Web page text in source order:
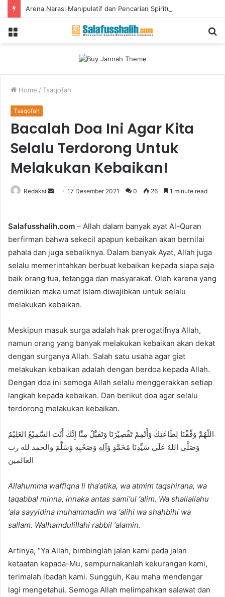
Home / Tsaqofah
Tsaqofah
Bacalah Doa Ini Agar Kita
Selalu Terdorong Untuk
Melakukan Kebaikan!
Redaksi
d
a
n
e
m
a
17 Desember 2021 0 26 1 minute read
Salafusshalih.com – Allah dalam banyak ayat Al-Quran
berfirman bahwa sekecil apapun kebaikan akan bernilai
pahala dan juga sebaliknya. Dalam banyak Ayat, Allah juga
selalu memerintahkan berbuat kebaikan kepada siapa saja
baik orang tua, tetangga dan masyarakat. Oleh karena yang
demikian maka umat Islam diwajibkan untuk selalu
melakukan kebaikan.
Meskipun masuk surga adalah hak prerogatifnya Allah,
namun orang yang banyak melakukan kebaikan akan dekat
dengan surganya Allah. Salah satu usaha agar giat
melakukan kebaikan adalah dengan berdoa kepada Allah.
Dengan doa ini semoga Allah selalu menggerakkan setiap
langkah kepada kebaikan. Dan berikut doa agar selalu
terdorong melakukan kebaikan.
اللّهُمَّ وَفِّقْنَا لِطَاعَتِكَ وَأَتْمِمْ تَقْصِيْرَنَا وَتَقَبَّلْ مِنَّا إِنَّكَ أَنْتَ السَّمِيْعُ العَلِيْمُ
وَصَلَّى اللهُ عَلَى سَيِّدِنَا مُحَمَّدٍ وَآلِهِ وَصَحْبِهِ وَسَلَّمَ والحمد لله رب
العالمين
Allahumma waffiqna li tha‘atika, wa atmim taqshirana, wa
taqabbal minna, innaka antas sami‘ul ‘alim. Wa shallallahu
‘ala sayyidina muhammadin wa ‘alihi wa shahbihi wa
sallam. Walhamdulillahi rabbil ‘alamin.
Artinya, “Ya Allah, bimbinglah jalan kami pada jalan
ketaatan kepada-Mu, sempurnakanlah kekurangan kami,
terimalah ibadah kami. Sungguh, Kau maha mendengar
lagi mengetahui. Semoga Allah melimpahkan salawat dan